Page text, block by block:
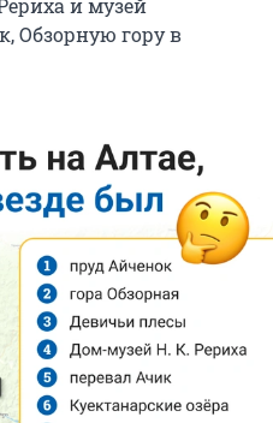
Обзорную гору в